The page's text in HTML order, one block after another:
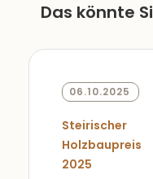
Das könnte
06.10.2025
Steirischer
Holzbaupreis
2025